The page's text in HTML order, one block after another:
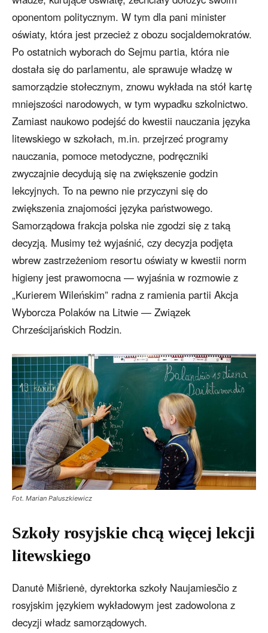
oponentom politycznym. W tym dla pani minister
oświaty, która jest przecież z obozu socjaldemokratów.
Po ostatnich wyborach do Sejmu partia, która nie
dostała się do parlamentu, ale sprawuje władzę w
samorządzie stołecznym, znowu wykłada na stół kartę
mniejszości narodowych, w tym wypadku szkolnictwo.
Zamiast naukowo podejść do kwestii nauczania języka
litewskiego w szkołach, m.in. przejrzeć programy
nauczania, pomoce metodyczne, podręczniki
zwyczajnie decydują się na zwiększenie godzin
lekcyjnych. To na pewno nie przyczyni się do
zwiększenia znajomości języka państwowego.
Samorządowa frakcja polska nie zgodzi się z taką
decyzją. Musimy też wyjaśnić, czy decyzja podjęta
wbrew zastrzeżeniom resortu oświaty w kwestii norm
higieny jest prawomocna — wyjaśnia w rozmowie z
„Kurierem Wileńskim” radna z ramienia partii Akcja
Wyborcza Polaków na Litwie — Związek
Chrześcijańskich Rodzin.
Fot. Marian Paluszkiewicz
Szkoły rosyjskie chcą więcej lekcji
litewskiego
Danutė Mišrienė, dyrektorka szkoły Naujamiesčio z
rosyjskim językiem wykładowym jest zadowolona z
decyzji władz samorządowych.